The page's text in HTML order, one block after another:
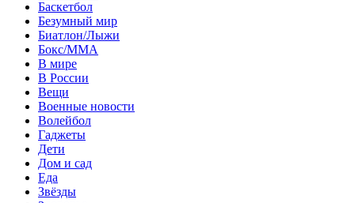
Баскетбол
Безумный мир
Биатлон/Лыжи
Бокс/MMA
В мире
В России
Вещи
Военные новости
Волейбол
Гаджеты
Дети
Дом и сад
Еда
Звёзды